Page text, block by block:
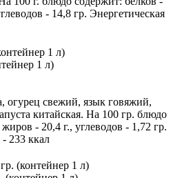
- 14,8 гр. Энергетическая
1 л)
огурец свежий, язык говяжий,
китайская. На 100 гр. блюдо
- 20,4 г., углеводов - 1,72 гр.
- 233 ккал